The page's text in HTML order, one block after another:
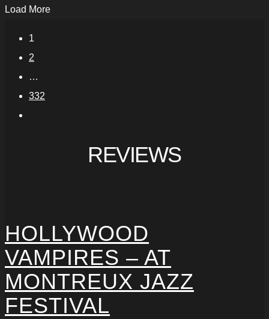
Load More
1
2
…
332
REVIEWS
HOLLYWOOD
VAMPIRES – AT
MONTREUX JAZZ
FESTIVAL